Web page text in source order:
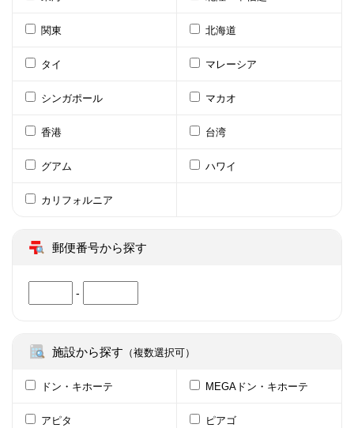
関東 北海道
タイ マレーシア
シンガポール マカオ
香港 台湾
グアム ハワイ
カリフォルニア
郵便番号から探す
-
施設から探す （複数選択可）
ドン・キホーテ MEGAドン・キホーテ
アピタ ピアゴ